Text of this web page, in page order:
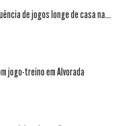
de jogos longe de casa na...
jogo-treino em Alvorada